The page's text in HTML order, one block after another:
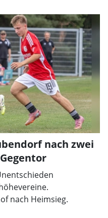
nach zwei
nach Heimsieg.